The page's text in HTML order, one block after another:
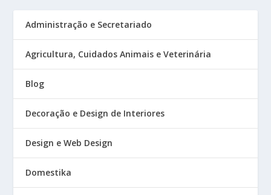
Administração e Secretariado
Agricultura, Cuidados Animais e Veterinária
Blog
Decoração e Design de Interiores
Design e Web Design
Domestika